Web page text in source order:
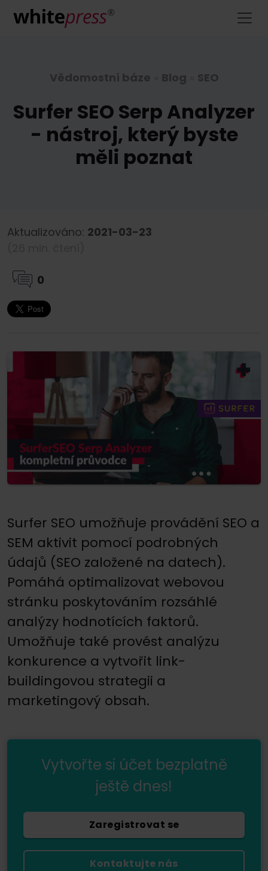
Vědomostní báze Blog SEO
Surfer SEO Serp Analyzer
- nástroj, který byste
měli poznat
Aktualizováno: 2021-03-23
0
Surfer SEO umožňuje provádění SEO a
SEM aktivit pomocí podrobných
údajů (SEO založené na datech).
Pomáhá optimalizovat webovou
stránku poskytováním rozsáhlé
analýzy hodnotících faktorů.
Umožňuje také provést analýzu
konkurence a vytvořit link-
buildingovou strategii a
marketingový obsah.
Vytvořte si účet bezplatně
ještě dnes!
Zaregistrovat se
Kontaktujte nás